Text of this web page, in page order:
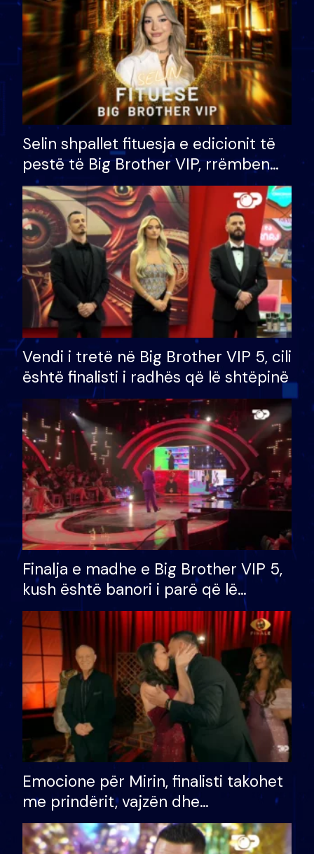
Selin shpallet fituesja e edicionit të
pestë të Big Brother VIP, rrëmben
çmimin e madh prej 100 mijë eurosh
Vendi i tretë në Big Brother VIP 5, cili
është finalisti i radhës që lë shtëpinë
Finalja e madhe e Big Brother VIP 5,
kush është banori i parë që lë
shtëpinë dhe humb mundësinë për
të fituar çmimin e madh
Emocione për Mirin, finalisti takohet
me prindërit, vajzën dhe
bashkëshorten: S’kemi ndonjë letër
divorci apo jo?